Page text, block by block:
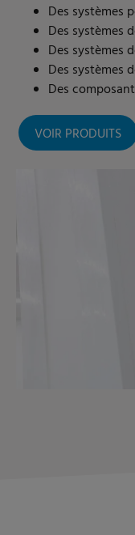
Des systèmes
Des systèmes
Des systèmes
Des systèmes
Des
VOIR PRODUITS